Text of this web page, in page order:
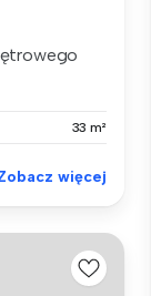
33 m²
więcej